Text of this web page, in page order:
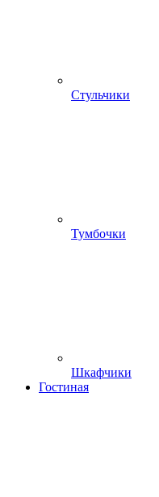
Стульчики
Тумбочки
Шкафчики
Гостиная